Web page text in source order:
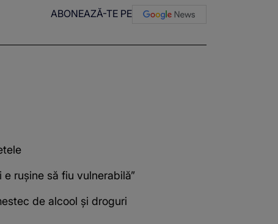
ABONEAZĂ-TE PE
rușine să fiu vulnerabilă”
de alcool și droguri